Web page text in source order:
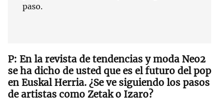
paso.
En la revista de tendencias y moda Neo2
se ha dicho de usted que es el futuro del pop
en Euskal Herria. ¿Se ve siguiendo los pasos
de artistas como Zetak o Izaro?